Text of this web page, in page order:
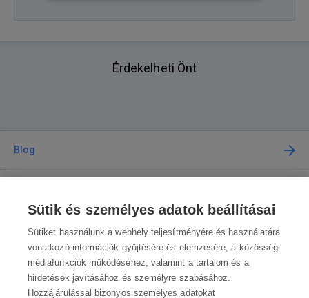
Érdekelheti Önt
Blog
A vásárlásról
Kapcsolat
Sütik és személyes adatok beállításai
Sütiket használunk a webhely teljesítményére és használatára
vonatkozó információk gyűjtésére és elemzésére, a közösségi
médiafunkciók működéséhez, valamint a tartalom és a
hirdetések javításához és személyre szabásához.
Hozzájárulással bizonyos személyes adatokat